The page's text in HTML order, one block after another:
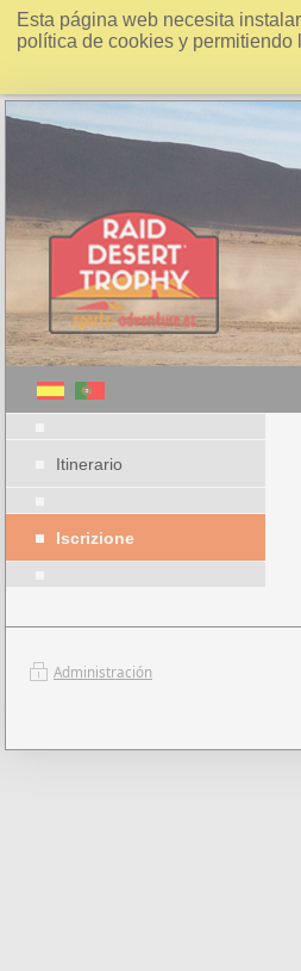
Esta página web necesita
política de cookies y
Itinerario
Iscrizione
Administración